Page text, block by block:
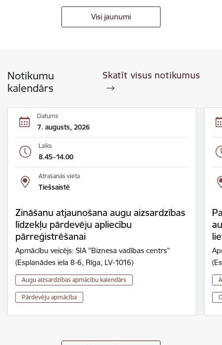
Visi jaunumi
Notikumu
kalendārs
Skatīt visus notikumus
Datums
7. augusts, 2026
Laiks
8.45–14.00
Atrašanās vieta
Tiešsaistē
Zināšanu atjaunošana augu aizsardzības
līdzekļu pārdevēju apliecību
pārreģistrēšanai
Apmācību veicējs: SIA "Biznesa vadības centrs"
(Esplanādes iela 8-6, Rīga, LV-1016)
Augu aizsardzības apmācību kalendārs
Pārdevēju apmācība